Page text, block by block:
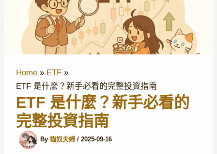
Home
ETF
ETF 是什麼？新手必看的完整投資指南
ETF 是什麼？新手必看的
完整投資指南
By貓奴夫婦/2025-09-16